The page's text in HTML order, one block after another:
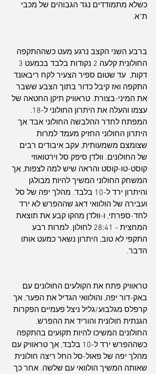
כשלא מתמודדים נגד הגבוהים של מכבי
ת"א.
ברבע השני הקצב נרגע מעט כשההתקפה
דקות,  עד שטום ספיר הצעיר לקח ריבאונד
התקפה ואז קיבל כדור בתוך הצבע ששבר
את המיני-בצורת. טראוויק תיקן החטאה של
עצמו והעלה את היתרון החולוני ל-18.
המפתח לחדר ההלבשה החולוני אבד אך
היתרון החולוני החזיק מעמד למרות
שצומצם משמעותית, עקב איבודים רבים
של החולונים. וולדן סיפק סל וירטואוזי
קוסט-טו-קוסט והראה שיש למה לצפות, אך
המשחק החולוני המשיך להיות מבולגן
והיתרון ירד ל-10 בלבד. מהלך יפה של סל
ועבירה של הולוואי דאג שההפרש לא ירד
לחד-ספרתי, ו-וולדן מהקו קבע את תוצאת
המחצית - 28:41 לחולון. למרות רבע
התקפי לא טוב, היתרון נשאר כמעט אותו
הדבר.
טראוויק פתח את הקולעים החולונים עם
באק-דור יפה, והולוואי הגדיל את הפער, אך
קרפלס מגלבוע/גליל ניצל פעמיים הפקרות
הגנתית חולונית והוריד את ההפרש.
החולונים המשיכו להיות תקועים בהתקפה
כשההפרש ירד ל-10 בלבד, אך טראוויק עם
מהלך יפה של פאול-סל החל ריצה חולונית
שאותה המשיך הולוואי עם שלשה. אחר כך